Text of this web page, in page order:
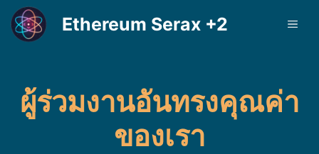
Skip
Ethereum Serax +2
ผู้ร่วมงานอันทรงคุณค่า
ของเรา